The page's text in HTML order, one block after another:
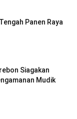
Panen Raya
Siagakan
Mudik